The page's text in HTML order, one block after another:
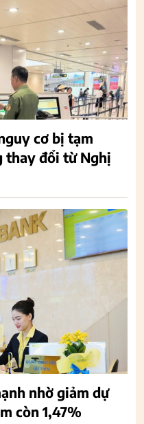
cơ bị tạm
thay đổi từ Nghị
nhờ giảm dự
còn 1,47%